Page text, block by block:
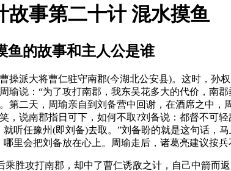
故事第二十计 混水摸鱼
鱼的故事和主人公是谁
操派大将曹仁驻守南郡(今湖北公安县)。这时，
瑜说：“为了攻打南郡，我东吴花多大的代价，南
第二天，周瑜亲自到刘备营中回谢，在酒席之中
，说南郡指日可下，如何不取?刘备说：都督不可
听任豫州(即刘备)去取。”刘备盼的就是这句话
里会把刘备放在心上。周瑜走后，诸葛亮建议按兵
乘胜攻打南郡，却中了曹仁诱敌之计，自己中箭